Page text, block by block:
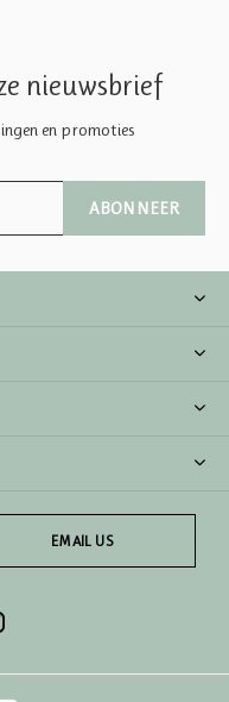
nieuwsbrief
en promoties
ABONNEER
EMAIL US